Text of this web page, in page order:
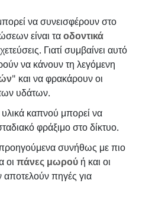
να συνεισφέρουν στο
είναι ταοδοντικά
Γιατί συμβαίνει αυτό
να κάνουν τη λεγόμενη
" και να φρακάρουν οι
υδάτων.
υλικά καπνού μπορεί να
φράξιμο στο δίκτυο.
προηγούμενα συνήθως με πιο
οι πάνες μωρού ή και οι
πηγές για